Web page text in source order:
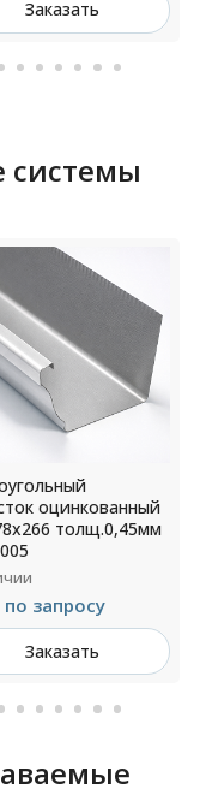
Заказать
системы
оцинкованный
толщ.0,45мм
запросу
Заказать